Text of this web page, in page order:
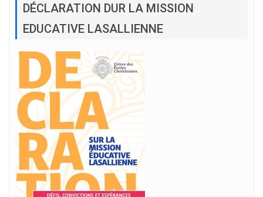
DÉCLARATION DUR LA MISSION
EDUCATIVE LASALLIENNE